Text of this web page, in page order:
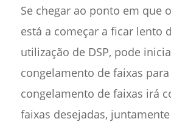
Se chegar ao ponto em que
está a começar a ficar lento
utilização de DSP, pode
congelamento de faixas
congelamento de faixas irá
faixas desejadas,